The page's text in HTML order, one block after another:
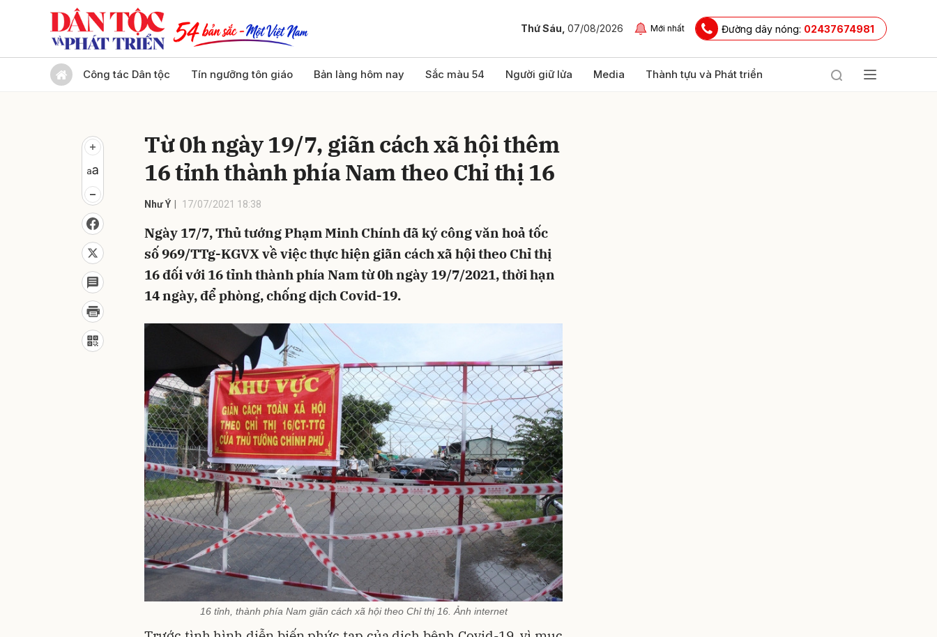
Thứ Sáu, 07/08/2026 Mới nhất Đường dây nóng: 02437674981
Công tác Dân tộc Tín ngưỡng tôn giáo Bản làng hôm nay Sắc màu 54 Người giữ lửa Media Thành tựu và Phát triển
Từ 0h ngày 19/7, giãn cách xã hội thêm
16 tỉnh thành phía Nam theo Chỉ thị 16
Như Ý 17/07/2021 18:38
Ngày 17/7, Thủ tướng Phạm Minh Chính đã ký công văn hoả tốc
số 969/TTg-KGVX về việc thực hiện giãn cách xã hội theo Chỉ thị
16 đối với 16 tỉnh thành phía Nam từ 0h ngày 19/7/2021, thời hạn
14 ngày, để phòng, chống dịch Covid-19.
16 tỉnh, thành phía Nam giãn cách xã hội theo Chỉ thị 16. Ảnh internet
Gửi bình luận